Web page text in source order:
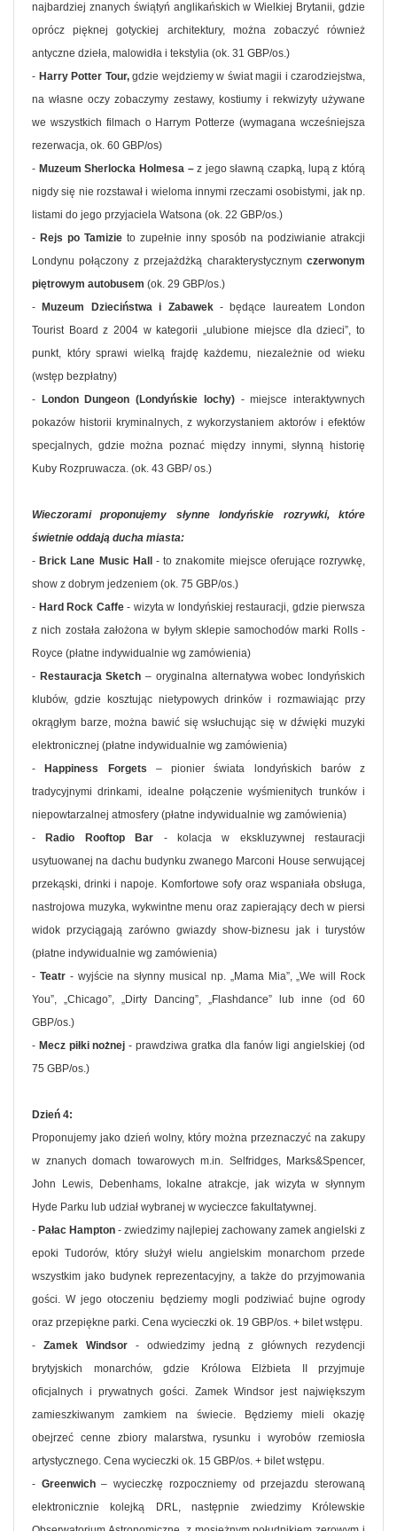
najbardziej znanych świątyń anglikańskich w Wielkiej Brytanii, gdzie
oprócz pięknej gotyckiej architektury, można zobaczyć również
antyczne dzieła, malowidła i tekstylia (ok. 31 GBP/os.)
- Harry Potter Tour, gdzie wejdziemy w świat magii i czarodziejstwa,
na własne oczy zobaczymy zestawy, kostiumy i rekwizyty używane
we wszystkich filmach o Harrym Potterze (wymagana wcześniejsza
rezerwacja, ok. 60 GBP/os)
- Muzeum Sherlocka Holmesa –z jego sławną czapką, lupą z którą
nigdy się nie rozstawał i wieloma innymi rzeczami osobistymi, jak np.
listami do jego przyjaciela Watsona (ok. 22 GBP/os.)
- Rejs po Tamizie to zupełnie inny sposób na podziwianie atrakcji
Londynu połączony z przejażdżką charakterystycznymczerwonym
piętrowym autobusem (ok. 29 GBP/os.)
-
Muzeum Dzieciństwa i Zabawek- będące laureatem London
Tourist Board z 2004 w kategorii „ulubione miejsce dla dzieci”, to
punkt, który sprawi wielką frajdę każdemu, niezależnie od wieku
(wstęp bezpłatny)
-
London Dungeon (Londyńskie lochy) - miejsce interaktywnych
pokazów historii kryminalnych, z wykorzystaniem aktorów i efektów
specjalnych, gdzie można poznać między innymi, słynną historię
Kuby Rozpruwacza. (ok. 43 GBP/ os.)
Wieczorami proponujemy słynne londyńskie rozrywki, które
świetnie oddają ducha miasta:
- Brick Lane Music Hall
- to znakomite miejsce oferujące rozrywkę,
show z dobrym jedzeniem (ok. 75 GBP/os.)
- Hard Rock Caffe- wizyta w londyńskiej restauracji, gdzie pierwsza
z nich została założona w byłym sklepie samochodów marki Rolls -
Royce (płatne indywidualnie wg zamówienia)
- Restauracja Sketch– oryginalna alternatywa wobec londyńskich
klubów, gdzie kosztując nietypowych drinków i rozmawiając przy
okrągłym barze, można bawić się wsłuchując się w dźwięki muzyki
elektronicznej (płatne indywidualnie wg zamówienia)
-
Happiness Forgets – pionier świata londyńskich barów z
tradycyjnymi drinkami, idealne połączenie wyśmienitych trunków i
niepowtarzalnej atmosfery (płatne indywidualnie wg zamówienia)
-
Radio Rooftop Bar - kolacja w ekskluzywnej restauracji
usytuowanej na dachu budynku zwanego Marconi House serwującej
przekąski, drinki i napoje. Komfortowe sofy oraz wspaniała obsługa,
nastrojowa muzyka, wykwintne menu oraz zapierający dech w piersi
widok przyciągają zarówno gwiazdy show-biznesu jak i turystów
(płatne indywidualnie wg zamówienia)
- Teatr - wyjście na słynny musical np. „Mama Mia”, „We will Rock
You”, „Chicago”, „Dirty Dancing”, „Flashdance” lub inne (od 60
GBP/os.)
- Mecz piłki nożnej - prawdziwa gratka dla fanów ligi angielskiej (od
75 GBP/os.)
Dzień 4:
Proponujemy jako dzień wolny, który można przeznaczyć na zakupy
w znanych domach towarowych m.in. Selfridges, Marks&Spencer,
John Lewis, Debenhams, lokalne atrakcje, jak wizyta w słynnym
Hyde Parku lub udział wybranej w wycieczce fakultatywnej.
- Pałac Hampton - zwiedzimy najlepiej zachowany zamek angielski z
epoki Tudorów, który służył wielu angielskim monarchom przede
wszystkim jako budynek reprezentacyjny, a także do przyjmowania
gości. W jego otoczeniu będziemy mogli podziwiać bujne ogrody
oraz przepiękne parki. Cena wycieczki ok. 19 GBP/os. + bilet wstępu.
- Zamek Windsor - odwiedzimy jedną z głównych rezydencji
brytyjskich monarchów, gdzie Królowa Elżbieta II przyjmuje
oficjalnych i prywatnych gości. Zamek Windsor jest największym
zamieszkiwanym zamkiem na świecie. Będziemy mieli okazję
obejrzeć cenne zbiory malarstwa, rysunku i wyrobów rzemiosła
artystycznego. Cena wycieczki ok. 15 GBP/os. + bilet wstępu.
- Greenwich– wycieczkę rozpoczniemy od przejazdu sterowaną
elektronicznie kolejką DRL, następnie zwiedzimy Królewskie